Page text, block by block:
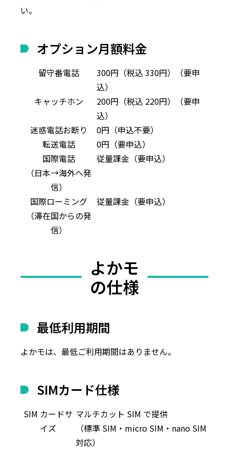
い。
オプション月額料金
留守番電話 300円（税込 330円）
（要申
込）
キャッチホン
200円（税込 220円）
（要申
込）
迷惑電話お断り
0円（申込不要）
転送電話
0円（要申込）
国際電話
（日本→海外へ発
信）
従量課金（要申込）
国際ローミング
（滞在国からの発
信）
従量課金（要申込）
よかモ
の仕様
最低利用期間
よかモは、最低ご利用期間はありません。
SIMカード仕様
SIM カードサ
イズ
マルチカット SIM で提供
（標準 SIM・micro SIM・nano SIM
対応）